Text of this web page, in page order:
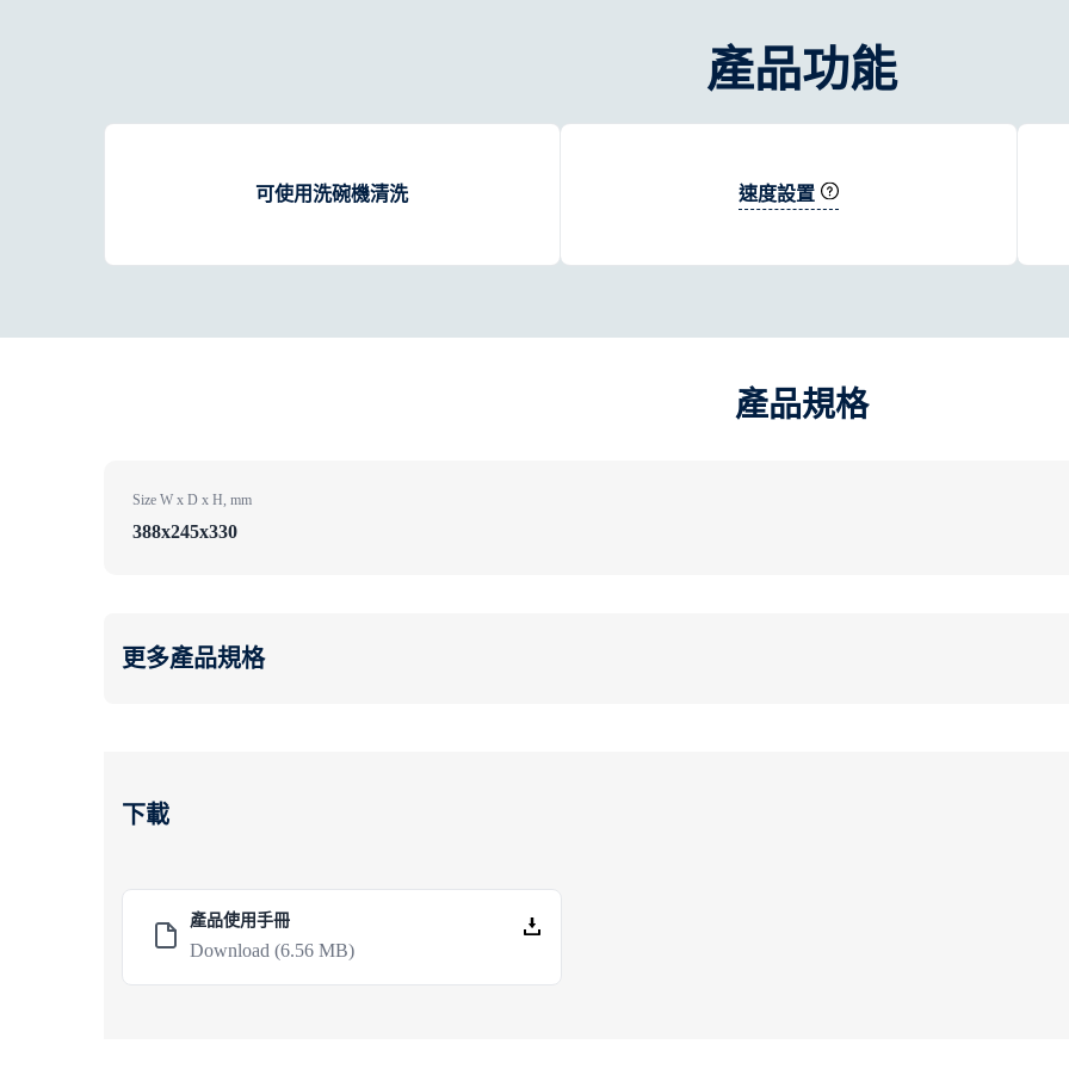
產品功能
可使用洗碗機清洗 速度設置
產品規格
Size W x D x H, mm
388x245x330
更多產品規格
下載
產品使用手冊
Download (6.56 MB)